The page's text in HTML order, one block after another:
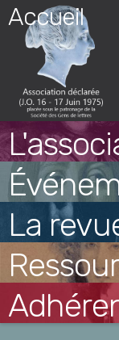
Skip
content
Accueil
La